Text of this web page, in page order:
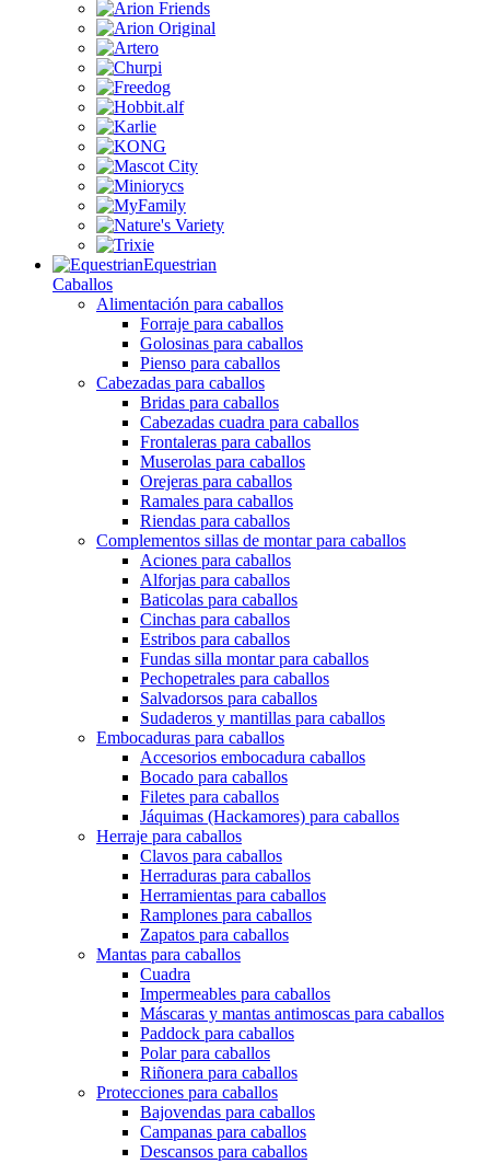
Equestrian
Caballos
Alimentación para caballos
Forraje para caballos
Golosinas para caballos
Pienso para caballos
Cabezadas para caballos
Bridas para caballos
Cabezadas cuadra para caballos
Frontaleras para caballos
Muserolas para caballos
Orejeras para caballos
Ramales para caballos
Riendas para caballos
Complementos sillas de montar para caballos
Aciones para caballos
Alforjas para caballos
Baticolas para caballos
Cinchas para caballos
Estribos para caballos
Fundas silla montar para caballos
Pechopetrales para caballos
Salvadorsos para caballos
Sudaderos y mantillas para caballos
Embocaduras para caballos
Accesorios embocadura caballos
Bocado para caballos
Filetes para caballos
Jáquimas (Hackamores) para caballos
Herraje para caballos
Clavos para caballos
Herraduras para caballos
Herramientas para caballos
Ramplones para caballos
Zapatos para caballos
Mantas para caballos
Cuadra
Impermeables para caballos
Máscaras y mantas antimoscas para caballos
Paddock para caballos
Polar para caballos
Riñonera para caballos
Protecciones para caballos
Bajovendas para caballos
Campanas para caballos
Descansos para caballos